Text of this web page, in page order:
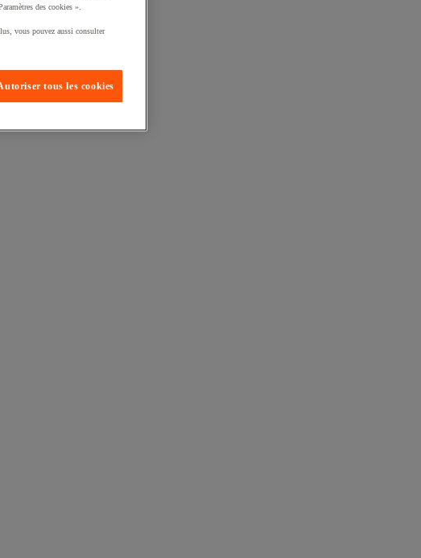
des cookies ».
vous pouvez aussi consulter
tous les cookies